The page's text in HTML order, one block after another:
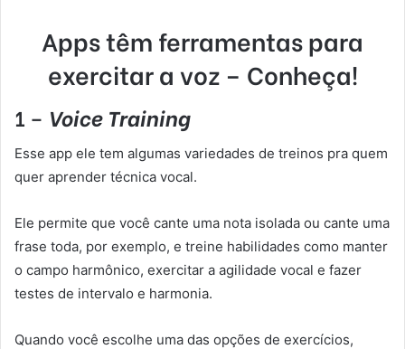
Apps têm ferramentas para
exercitar a voz – Conheça!
1 – Voice Training
Esse app ele tem algumas variedades de treinos pra quem
quer aprender técnica vocal.
Ele permite que você cante uma nota isolada ou cante uma
frase toda, por exemplo, e treine habilidades como manter
o campo harmônico, exercitar a agilidade vocal e fazer
testes de intervalo e harmonia.
Quando você escolhe uma das opções de exercícios,